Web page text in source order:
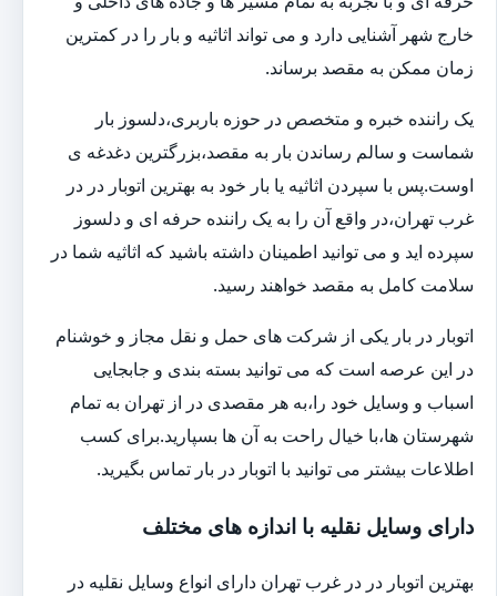
خارج شهر آشنایی دارد و می تواند اثاثیه و بار را در کمترین
زمان ممکن به مقصد برساند.
یک راننده خبره و متخصص در حوزه باربری،دلسوز بار
شماست و سالم رساندن بار به مقصد،بزرگترین دغدغه ی
اوست.پس با سپردن اثاثیه یا بار خود به بهترین اتوبار در در
غرب تهران،در واقع آن را به یک راننده حرفه ای و دلسوز
سپرده اید و می توانید اطمینان داشته باشید که اثاثیه شما در
سلامت کامل به مقصد خواهند رسید.
اتوبار در بار یکی از شرکت های حمل و نقل مجاز و خوشنام
در این عرصه است که می توانید بسته بندی و جابجایی
اسباب و وسایل خود را،به هر مقصدی در از تهران به تمام
شهرستان ها،با خیال راحت به آن ها بسپارید.برای کسب
اطلاعات بیشتر می توانید با اتوبار در بار تماس بگیرید.
دارای وسایل نقلیه با اندازه های مختلف
بهترین اتوبار در در غرب تهران دارای انواع وسایل نقلیه در